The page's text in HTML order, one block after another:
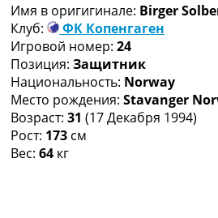
Другие Турниры >>>
Таблицы
Таблицы групп
Украина. Премьер-Лига
Украина. Первая Лига
Лига Чемпионов.
Англия. Премьер-Лига
Испания. Ла Лига
Имя в оригигинале: Birger
Клуб:
ФК Копенгаген
Игровой номер: 24
Позиция: Защитник
Национальность: Norway
Место рождения: Stavanger
Возраст: 31 (17 Декабря 1994)
Рост: 173 см
Вес: 64 кг